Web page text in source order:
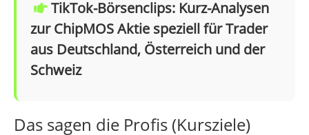
TikTok-Börsenclips: Kurz-Analysen
zur ChipMOS Aktie speziell für Trader
aus Deutschland, Österreich und der
Schweiz
Das sagen die Profis (Kursziele)